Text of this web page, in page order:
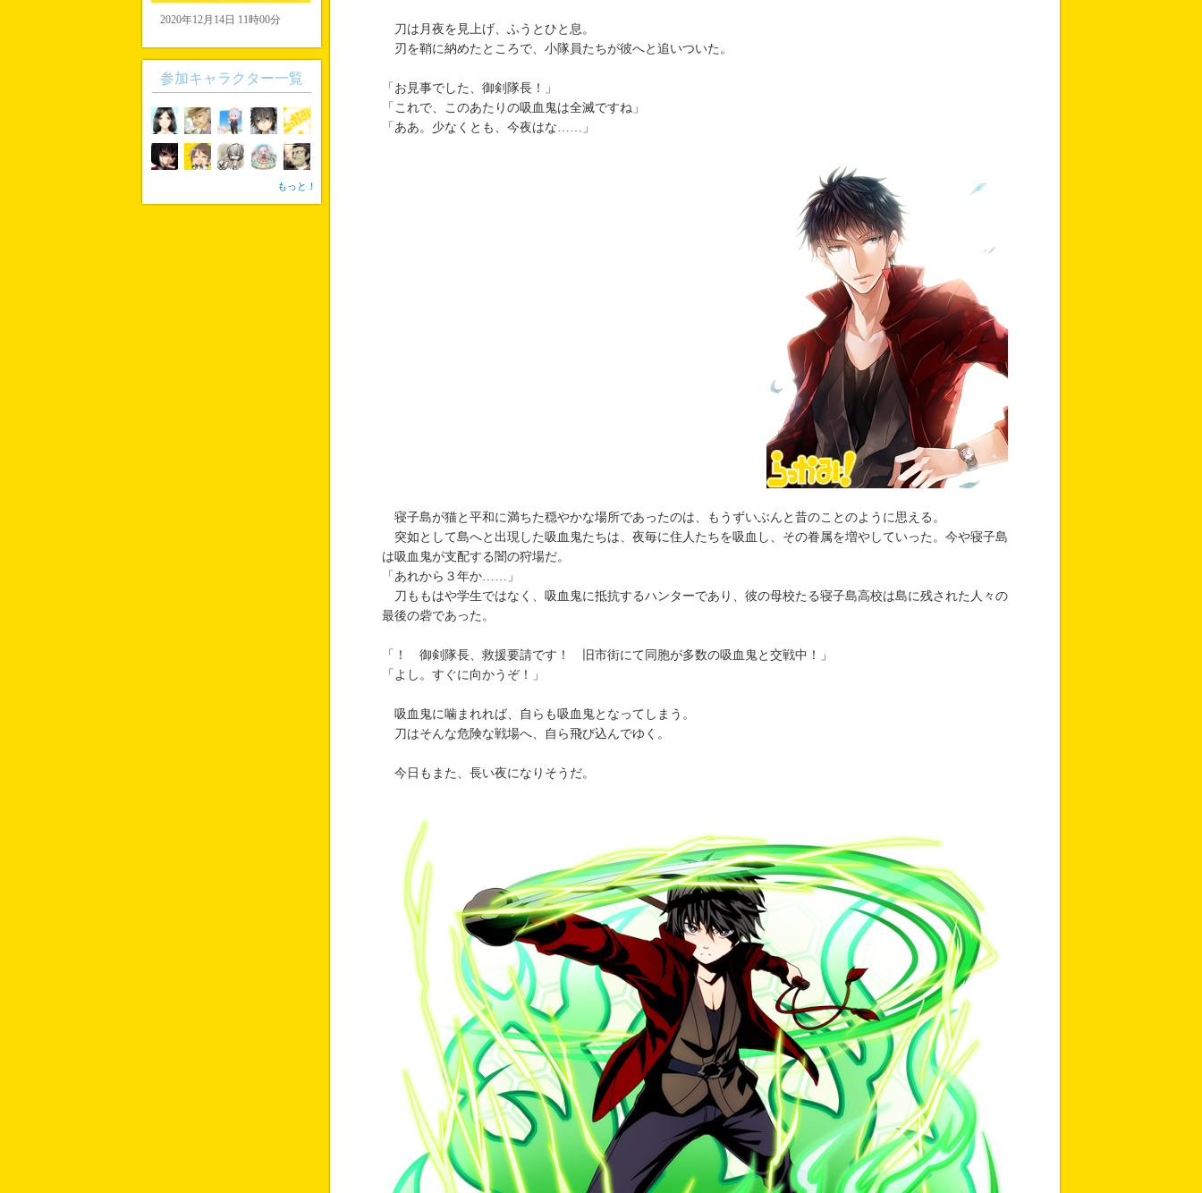
刀は月夜を見上げ、ふうとひと息。
刃を鞘に納めたところで、小隊員たちが彼へと追いついた。
「お見事でした、御剣隊長！」
「これで、このあたりの吸血鬼は全滅ですね」
「ああ。少なくとも、今夜はな……」
寝子島が猫と平和に満ちた穏やかな場所であったのは、もうずいぶんと昔のことのように思える。
突如として島へと出現した吸血鬼たちは、夜毎に住人たちを吸血し、その眷属を増やしていった。今や寝子島
は吸血鬼が支配する闇の狩場だ。
「あれから３年か……」
刀ももはや学生ではなく、吸血鬼に抵抗するハンターであり、彼の母校たる寝子島高校は島に残された人々の
最後の砦であった。
「！ 御剣隊長、救援要請です！ 旧市街にて同胞が多数の吸血鬼と交戦中！」
「よし。すぐに向かうぞ！」
吸血鬼に噛まれれば、自らも吸血鬼となってしまう。
刀はそんな危険な戦場へ、自ら飛び込んでゆく。
今日もまた、長い夜になりそうだ。
2020年12月14日 11時00分
参加キャラクター一覧
もっと！